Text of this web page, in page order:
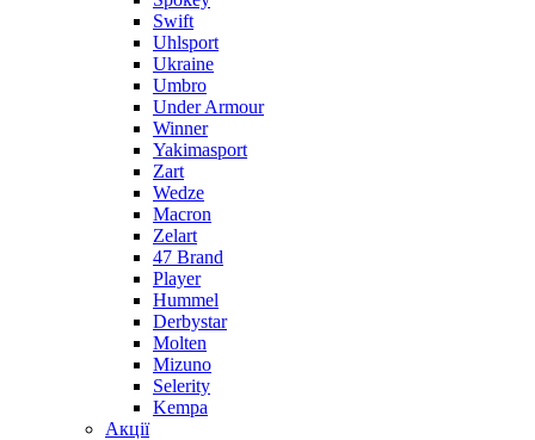
Swift
Uhlsport
Ukraine
Umbro
Under Armour
Winner
Yakimasport
Zart
Wedze
Macron
Zelart
47 Brand
Player
Hummel
Derbystar
Molten
Mizuno
Selerity
Kempa
Акції